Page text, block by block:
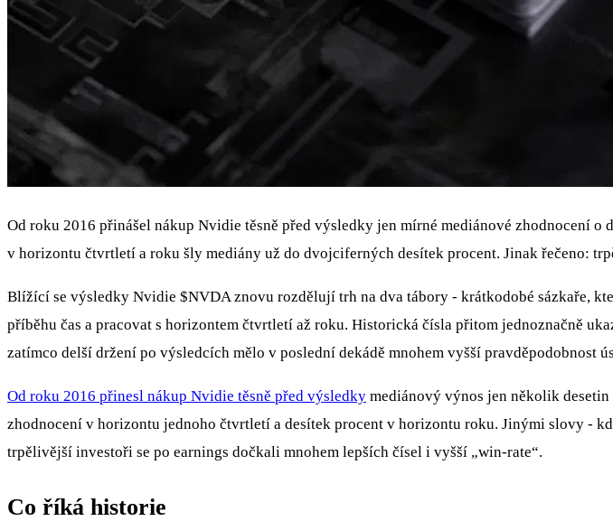
Od roku 2016 přinášel nákup Nvidie těsně před výsledky jen mírné mediánové zhodnocení
v horizontu čtvrtletí a roku šly mediány už do dvojciferných desítek procent. Jinak řečeno:
Blížící se výsledky Nvidie $NVDAznovu rozdělují trh na dva tábory - krátkodobé sázkaře,
příběhu čas a pracovat s horizontem čtvrtletí až roku. Historická čísla přitom jednoznačně
zatímco delší držení po výsledcích mělo v poslední dekádě mnohem vyšší pravděpodobnost
Od roku 2016 přinesl nákup Nvidie těsně před výsledky mediánový výnos jen několik
zhodnocení v horizontu jednoho čtvrtletí a desítek procent v horizontu roku. Jinými slovy -
trpělivější investoři se po earnings dočkali mnohem lepších čísel i vyšší „win‑rate“.
Co říká historie